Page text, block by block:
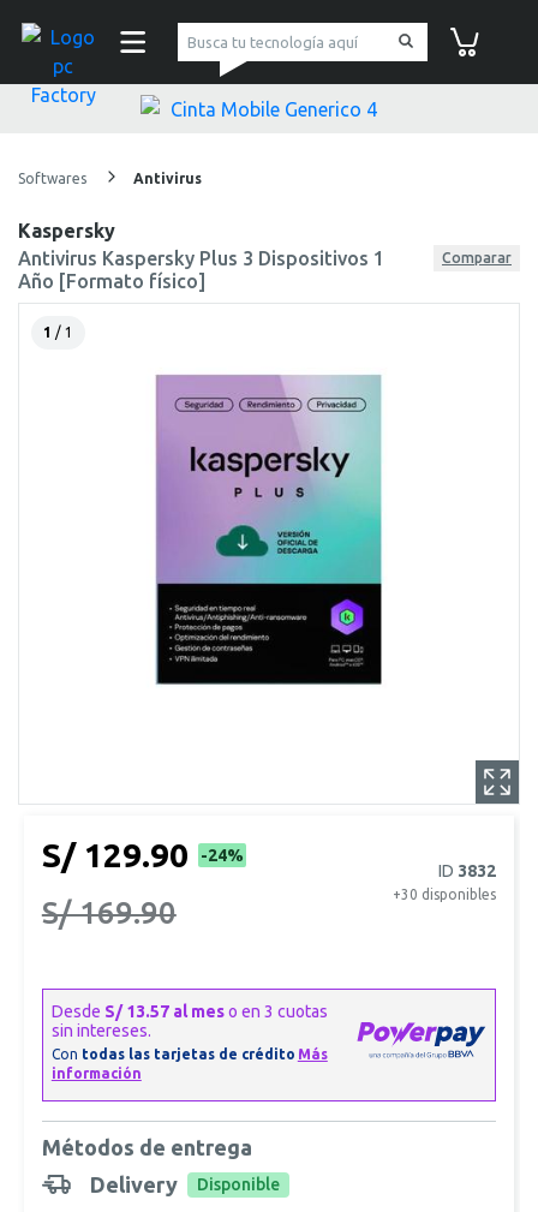
pc Factory
Softwares Antivirus
Kaspersky
Antivirus Kaspersky Plus 3 Dispositivos 1
Año [Formato físico]
Comparar
1 / 1
S/ 129.90 -24%
S/ 169.90
ID 3832
+30 disponibles
Métodos de entrega
Delivery
Disponible